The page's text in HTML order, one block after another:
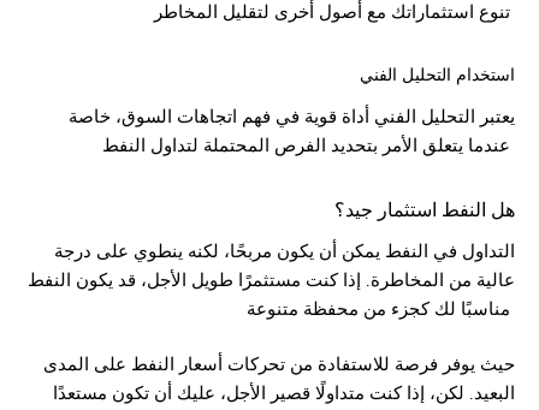
استخدام التحليل الفني
يعتبر التحليل الفني أداة قوية في فهم اتجاهات السوق، خاصة
هل النفط استثمار جيد؟
التداول في النفط يمكن أن يكون مربحًا، لكنه ينطوي على درجة
عالية من المخاطرة. إذا كنت مستثمرًا طويل الأجل، قد يكون النفط
حيث يوفر فرصة للاستفادة من تحركات أسعار النفط على المدى
البعيد. لكن، إذا كنت متداولًا قصير الأجل، عليك أن تكون مستعدًا